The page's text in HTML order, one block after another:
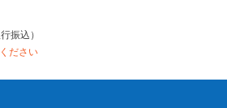
振込）
ださい